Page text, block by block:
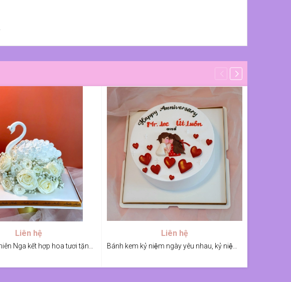
Liên hệ Liên hệ
Bánh kem kỷ niệm ngày yêu nhau, kỷ niệm ngày cưới